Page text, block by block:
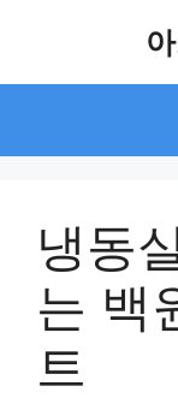
냉동
는 백
트